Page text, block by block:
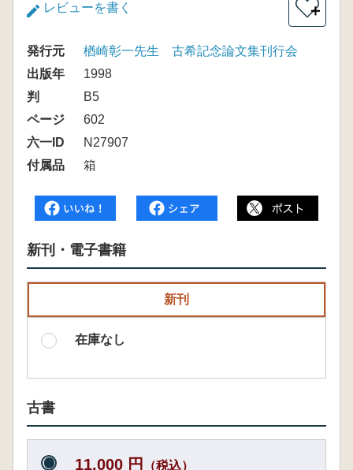
レビューを書く ＋
発行元
楢崎彰一先生 古希記念論文集刊行会
出版年
1998
判
B5
ページ
602
六一ID
N27907
付属品
箱
新刊・電子書籍
新刊
在庫なし
古書
11,000 円 （税込）